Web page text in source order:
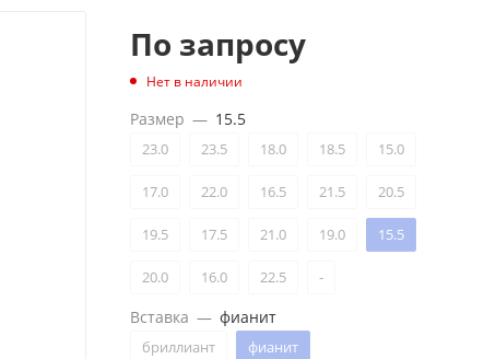
По запросу
Нет в наличии
Размер — 15.5
23.0 23.5 18.0 18.5 15.0
17.0 22.0 16.5 21.5 20.5
19.5 17.5 21.0 19.0 15.5
20.0 16.0 22.5 -
Вставка — фианит
бриллиант фианит